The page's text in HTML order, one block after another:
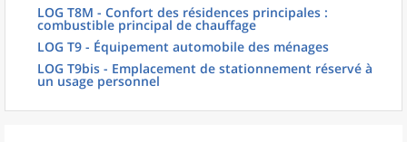
LOG T8M - Confort des résidences principales :
combustible principal de chauffage
LOG T9 - Équipement automobile des ménages
LOG T9bis - Emplacement de stationnement réservé à
un usage personnel